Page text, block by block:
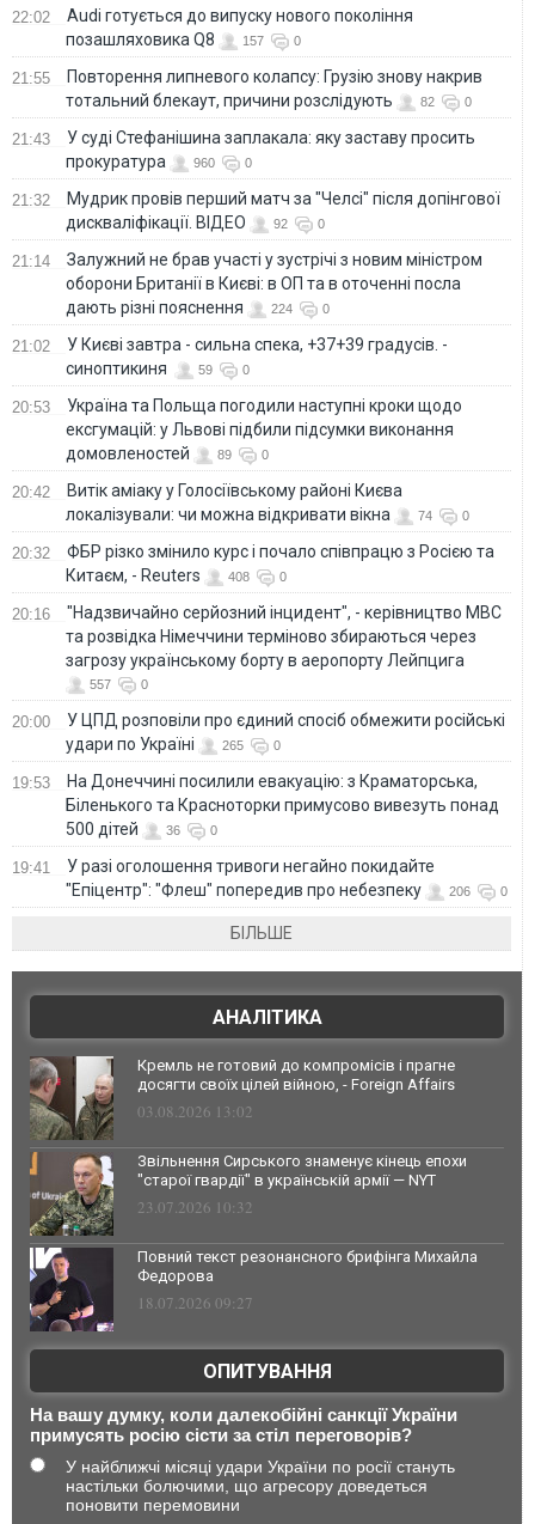
22:02
Audi готується до випуску нового покоління
позашляховика Q8
157 0
21:55
Повторення липневого колапсу: Грузію знову накрив
тотальний блекаут, причини розслідують
82 0
21:43
У суді Стефанішина заплакала: яку заставу просить
прокуратура
960 0
21:32
Мудрик провів перший матч за "Челсі" після допінгової
дискваліфікації. ВІДЕО
92 0
21:14
Залужний не брав участі у зустрічі з новим міністром
оборони Британії в Києві: в ОП та в оточенні посла
дають різні пояснення
224 0
21:02
У Києві завтра - сильна спека, +37+39 градусів. -
синоптикиня
59 0
20:53
Україна та Польща погодили наступні кроки щодо
ексгумацій: у Львові підбили підсумки виконання
домовленостей
89 0
20:42
Витік аміаку у Голосіївському районі Києва
локалізували: чи можна відкривати вікна
74 0
20:32
ФБР різко змінило курс і почало співпрацю з Росією та
Китаєм, - Reuters
408 0
20:16
"Надзвичайно серйозний інцидент", - керівництво МВС
та розвідка Німеччини терміново збираються через
загрозу українському борту в аеропорту Лейпцига
557 0
20:00
У ЦПД розповіли про єдиний спосіб обмежити російські
удари по Україні
265 0
19:53
На Донеччині посилили евакуацію: з Краматорська,
Біленького та Красноторки примусово вивезуть понад
500 дітей
36 0
19:41
У разі оголошення тривоги негайно покидайте
"Епіцентр": "Флеш" попередив про небезпеку
206 0
БІЛЬШЕ
АНАЛІТИКА
Кремль не готовий до компромісів і прагне
досягти своїх цілей війною, - Foreign Affairs
03.08.2026 13:02
Звільнення Сирського знаменує кінець епохи
"старої гвардії" в українській армії — NYT
23.07.2026 10:32
Повний текст резонансного брифінга Михайла
Федорова
18.07.2026 09:27
ОПИТУВАННЯ
На вашу думку, коли далекобійні санкції України
примусять росію сісти за стіл переговорів?
У найближчі місяці удари України по росії стануть
настільки болючими, що агресору доведеться
поновити перемовини